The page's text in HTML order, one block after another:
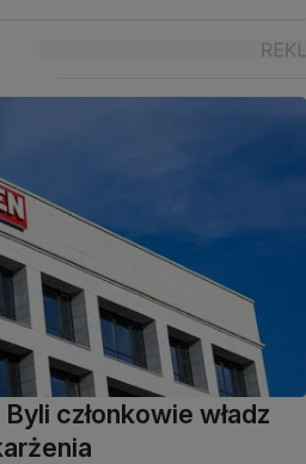
członkowie władz